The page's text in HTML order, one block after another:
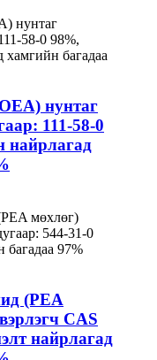
нунтаг
111-58-0
найрлагад
(PEA
CAS
найрлагад